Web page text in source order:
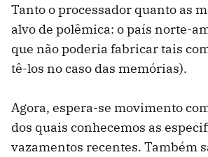
Tanto o processador quanto as
alvo de polêmica: o país norte-
que não poderia fabricar tais
tê-los no caso das memórias).
Agora, espera-se movimento
dos quais conhecemos as
vazamentos recentes. Também